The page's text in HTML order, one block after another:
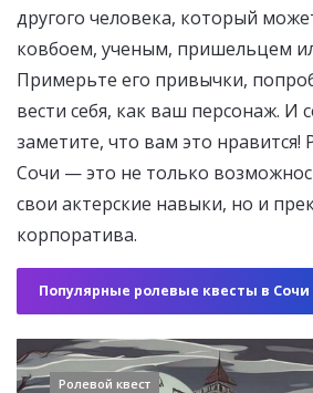
другого человека, который
ковбоем, ученым, пришельцем
Примерьте его привычки,
вести себя, как ваш персонаж. И
заметите, что вам это нравится!
Сочи — это не только
свои актерские навыки, но и
корпоратива.
Популярные ролевые квесты в Сочи
Ролевой квест